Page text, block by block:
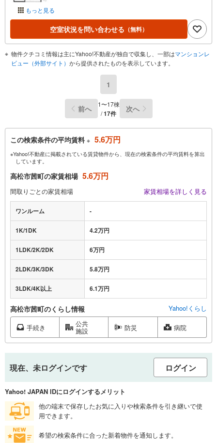
もっと見る
空室状況を問い合わせる （無料）
物件クチコミ情報は主にYahoo!不動産が独自で収集し、一部はマンションレ
ビュー（外部サイト） から提供されたものを表示しています。
1
前へ
1〜17棟
/17件 次へ
この検索条件の平均賃料 ※ 5.6万円
※Yahoo!不動産に掲載されている賃貸物件から、現在の検索条件の平均賃料を算出
しています。
高松市茜町の家賃相場 5.6万円
間取りごとの家賃相場 家賃相場を詳しく見る
ワンルーム -
1K/1DK 4.2万円
1LDK/2K/2DK 6万円
2LDK/3K/3DK 5.8万円
3LDK/4K以上 6.1万円
高松市茜町のくらし情報 Yahoo!くらし
手続き 公共
施設 防災 病院
現在、未ログインです ログイン
Yahoo! JAPAN IDにログインするメリット
他の端末で保存したお気に入りや検索条件を引き継いで使
用できます。
希望の検索条件に合った新着物件を通知します。